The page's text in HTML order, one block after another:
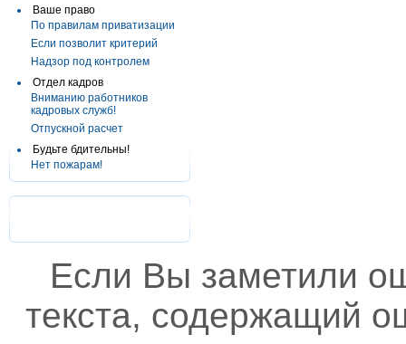
Ваше право
По правилам приватизации
Если позволит критерий
Надзор под контролем
Отдел кадров
Вниманию работников
кадровых служб!
Отпускной расчет
Будьте бдительны!
Нет пожарам!
Если Вы заметили
текста, содержащий